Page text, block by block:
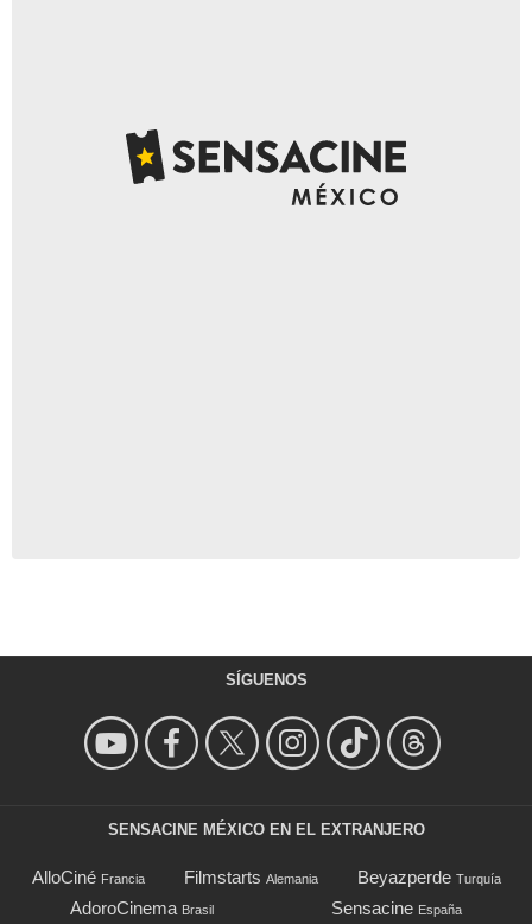
SÍGUENOS
SENSACINE MÉXICO EN EL EXTRANJERO
AlloCiné Francia Filmstarts Alemania Beyazperde Turquía
AdoroCinema Brasil Sensacine España